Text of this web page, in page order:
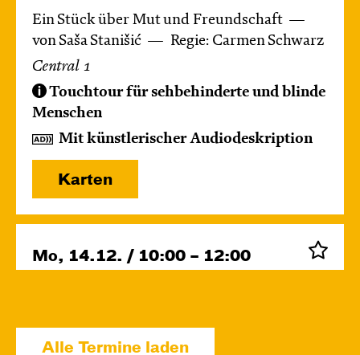
Ein Stück über Mut und Freundschaft
von Saša Stanišić
Regie: Carmen Schwarz
Central 1
Touchtour für sehbehinderte und blinde
Menschen
Mit künstlerischer Audiodeskription
Karten
Mo, 14.12. / 10:00 – 12:00
Wolf
Alle Termine laden